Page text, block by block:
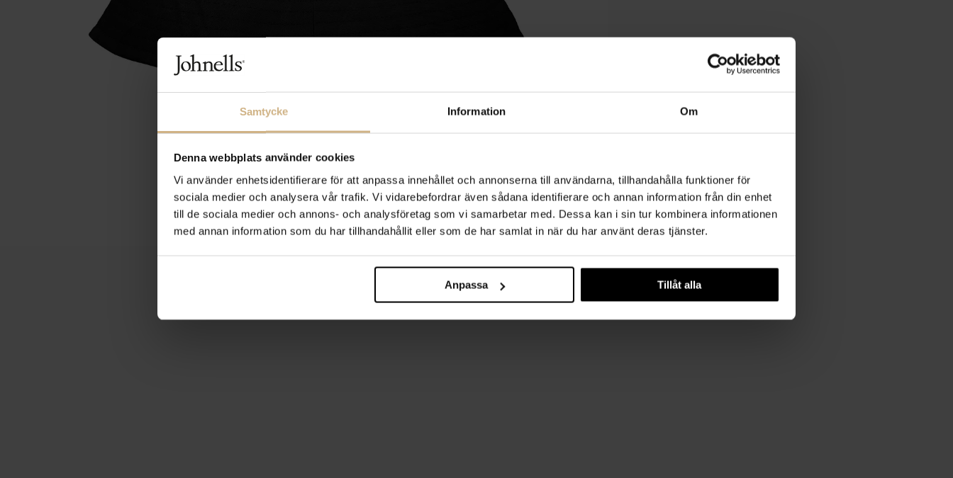
Samtycke Information Om
Denna webbplats använder cookies
Vi använder enhetsidentifierare för att anpassa innehållet och annonserna till användarna, tillhandahålla funktioner för
sociala medier och analysera vår trafik. Vi vidarebefordrar även sådana identifierare och annan information från din enhet
till de sociala medier och annons- och analysföretag som vi samarbetar med. Dessa kan i sin tur kombinera informationen
med annan information som du har tillhandahållit eller som de har samlat in när du har använt deras tjänster.
Anpassa Tillåt alla